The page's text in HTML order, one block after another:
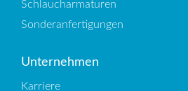
Schlaucharmaturen
Sonderanfertigungen
Unternehmen
Karriere